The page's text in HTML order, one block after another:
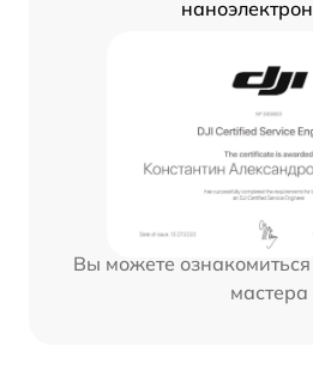
Вы можете
мастера